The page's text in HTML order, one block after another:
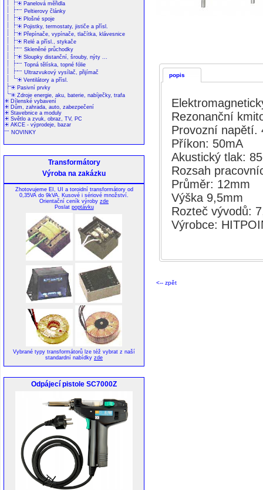
Panelová měřidla
Peltierovy články
Plošné spoje
Pojistky, termostaty, jističe a přísl.
Přepínače, vypínače, tlačítka, klávesnice
Relé a přísl., stykače
Skleněné průchodky
Sloupky distanční, šrouby, nýty ...
Topná tělíska, topné fólie
Ultrazvukový vysílač, přijímač
Ventilátory a přísl.
Pasivní prvky
Zdroje energie, aku, baterie, nabíječky, trafa
Dílenské vybavení
Dům, zahrada, auto, zabezpečení
Stavebnice a moduly
Světlo a zvuk, obraz, TV, PC
AKCE - výprodeje, bazar
NOVINKY
Transformátory
Výroba na zakázku
Zhotovujeme EI, UI a toroidní transformátory od
0,35VA do 9kVA. Kusové i sériové množství.
Orientační ceník výroby zde
Poslat poptávku
Vybrané typy transformátorů lze též vybrat z naší
standardní nabídky zde
Odpájecí pistole SC7000Z
popis
Rezonanční
Provozní napětí.
Příkon: 50mA
Akustický tlak:
Rozsah
Průměr: 12mm
Výška 9,5mm
Rozteč vývodů:
Výrobce:
<-- zpět